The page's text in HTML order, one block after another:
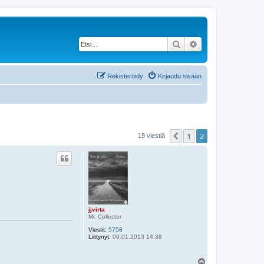
Etsi
Kirjaudu sisään
Rekisteröidy
19 viestiä Edellinen
1 2
jjvirta
Mr. Collector
Viestit: 5758
Liittynyt: 09.01.2013 14:38